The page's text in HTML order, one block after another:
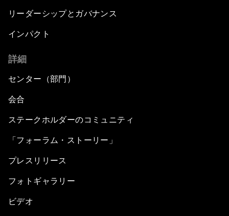
リーダーシップとガバナンス
インパクト
詳細
センター（部門）
会合
ステークホルダーのコミュニティ
「フォーラム・ストーリー」
プレスリリース
フォトギャラリー
ビデオ